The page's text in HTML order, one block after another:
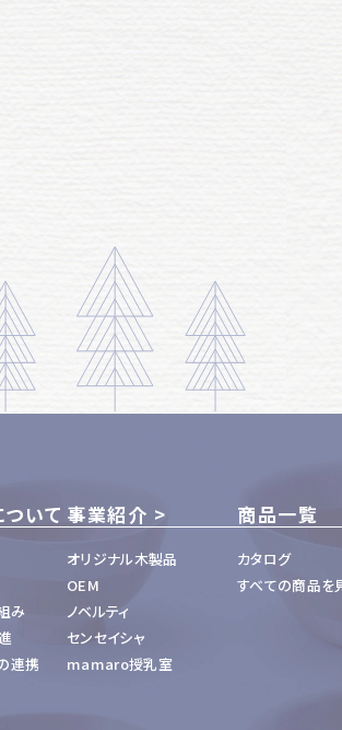
ついて
み
連携
事業紹介
オリジナル木製品
OEM
ノベルティ
センセイシャ
mamaro授乳室
商品一覧
カタログ
すべての商品を